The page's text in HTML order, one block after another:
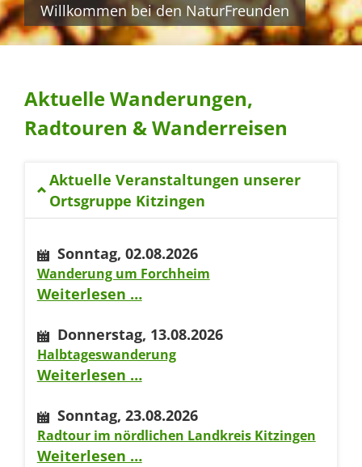
Willkommen bei den NaturFreunden
Aktuelle Wanderungen,
Radtouren & Wanderreisen
Aktuelle Veranstaltungen unserer
Ortsgruppe Kitzingen
Sonntag, 02.08.2026
Wanderung um Forchheim
Weiterlesen …Wanderung
Forchheim
Donnerstag, 13.08.2026
Halbtageswanderung
Weiterlesen …Halbtageswanderung
Sonntag, 23.08.2026
Radtour im nördlichen Landkreis Kitzingen
Weiterlesen …Radtour